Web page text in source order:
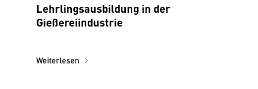
Lehrlingsausbildung in der
Gießereiindustrie
Weiterlesen